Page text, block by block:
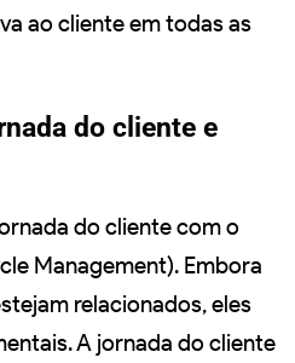
ao cliente em todas as
do cliente e
do cliente com o
Management). Embora
relacionados, eles
A jornada do cliente